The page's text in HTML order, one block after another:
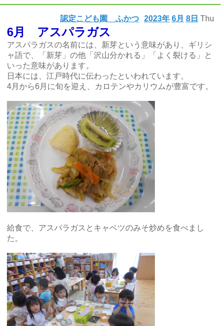
2023年 6月 8日 Thu
認定こども園 ふかつ
6月 アスパラガス
アスパラガスの名前には、新芽という意味があり、ギリシ
ャ語で、「新芽」の他「沢山分かれる」「よく裂ける」と
いった意味があります。
日本には、江戸時代に伝わったといわれています。
4月から6月に旬を迎え、カロテンやカリウムが豊富です。
給食で、アスパラガスとキャベツのみそ炒めを食べまし
た。